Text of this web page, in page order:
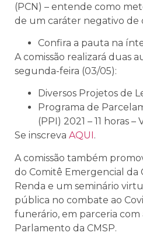
(PCN) – entende como
de um caráter negativo de
Confira a pauta na
A comissão realizará duas
segunda-feira (03/05):
Diversos Projetos de
Programa de
(PPI) 2021 – 11 horas –
Se inscreva AQUI .
A comissão também
do Comitê Emergencial da
Renda e um seminário
pública no combate ao
funerário, em parceria com
Parlamento da CMSP.